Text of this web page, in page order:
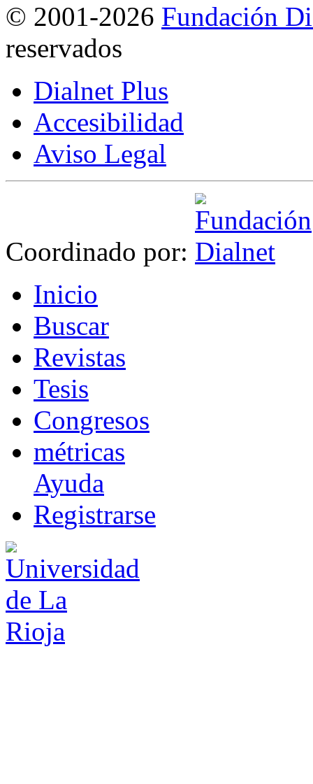
© 2001-2026 Fundación
reservados
Dialnet Plus
Accesibilidad
Aviso Legal
Coordinado por:
Inicio
Buscar
Revistas
Tesis
Congresos
métricas
Ayuda
Registrarse